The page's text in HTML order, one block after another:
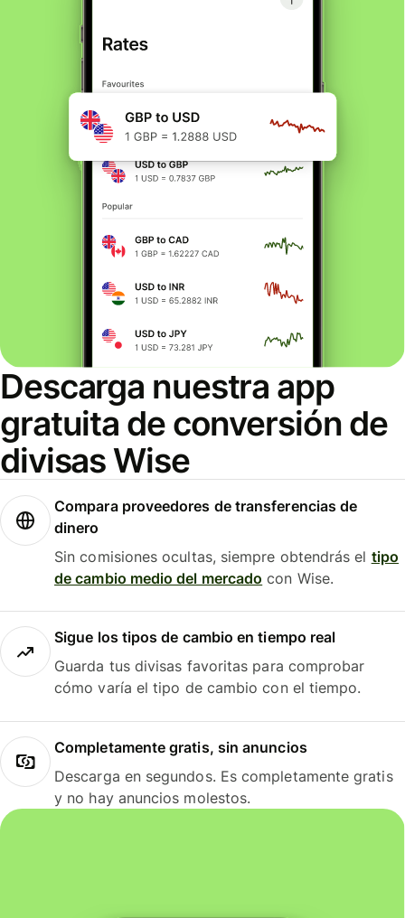
Descarga nuestra app
gratuita de conversión de
divisas Wise
Compara proveedores de transferencias de
dinero
Sin comisiones ocultas, siempre obtendrás el tipo
de cambio medio del mercado con Wise.
Sigue los tipos de cambio en tiempo real
Guarda tus divisas favoritas para comprobar
cómo varía el tipo de cambio con el tiempo.
Completamente gratis, sin anuncios
Descarga en segundos. Es completamente gratis
y no hay anuncios molestos.